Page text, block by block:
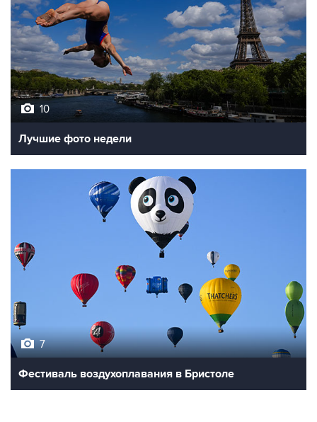
10
Лучшие фото недели
7
Фестиваль воздухоплавания в Бристоле